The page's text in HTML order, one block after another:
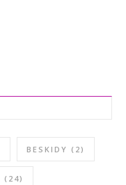
BESKIDY (2)
(24)